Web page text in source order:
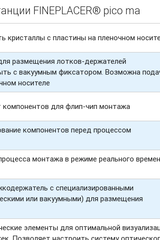
FINEPLACER® pico ma
кристаллы с пластины на пленочном
размещения лотков-держателей
с вакуумным фиксатором. Возможна
носителе
компонентов для флип-чип монтажа
компонентов перед процессом
монтажа в режиме реального
с специализированными
или вакуумными) для размещения
элементы для оптимальной